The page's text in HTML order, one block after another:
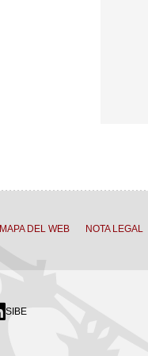
MAPA DEL WEB NOTA LEGAL
SIBE